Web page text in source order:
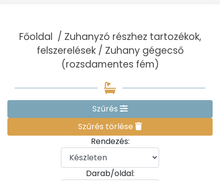
Főoldal / Zuhanyzó részhez tartozékok,
felszerelések/ Zuhany gégecső
(rozsdamentes fém)
Szűrés
Szűrés törlése
Rendezés:
Darab/oldal: